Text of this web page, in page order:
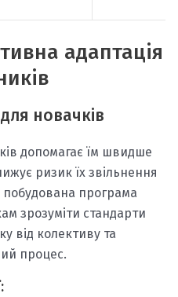
адаптація
новачків
допомагає їм швидше
ризик їх звільнення
побудована програма
зрозуміти стандарти
від колективу та
процес.
: